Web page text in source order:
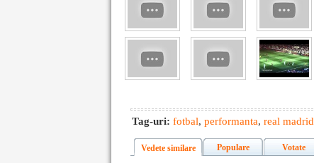
Tag-uri: fotbal, performanta, real madrid
Vedete similare Populare Votate